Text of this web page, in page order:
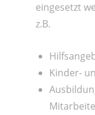
eingesetzt
z.B.
Kinder-